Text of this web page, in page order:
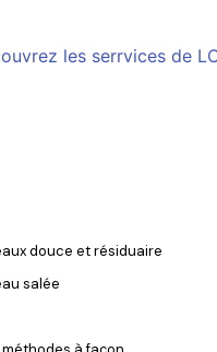
les serrvices de
douce et résiduaire
salée